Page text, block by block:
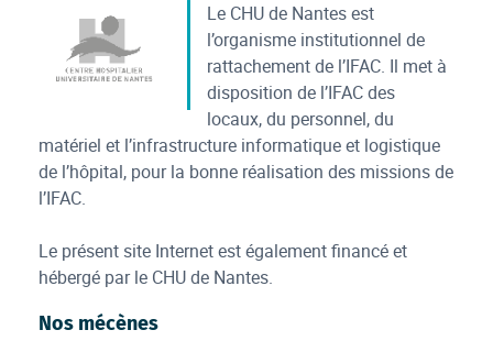
Le CHU de Nantes est
l’organisme institutionnel de
rattachement de l’IFAC. Il met à
disposition de l’IFAC des
locaux, du personnel, du
matériel et l’infrastructure informatique et logistique
de l’hôpital, pour la bonne réalisation des missions de
l’IFAC.
Le présent site Internet est également financé et
hébergé par le CHU de Nantes.
Nos mécènes